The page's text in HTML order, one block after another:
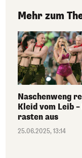
Mehr zum
Naschenweng
Kleid vom Leib –
rasten aus
25.06.2025, 13:14